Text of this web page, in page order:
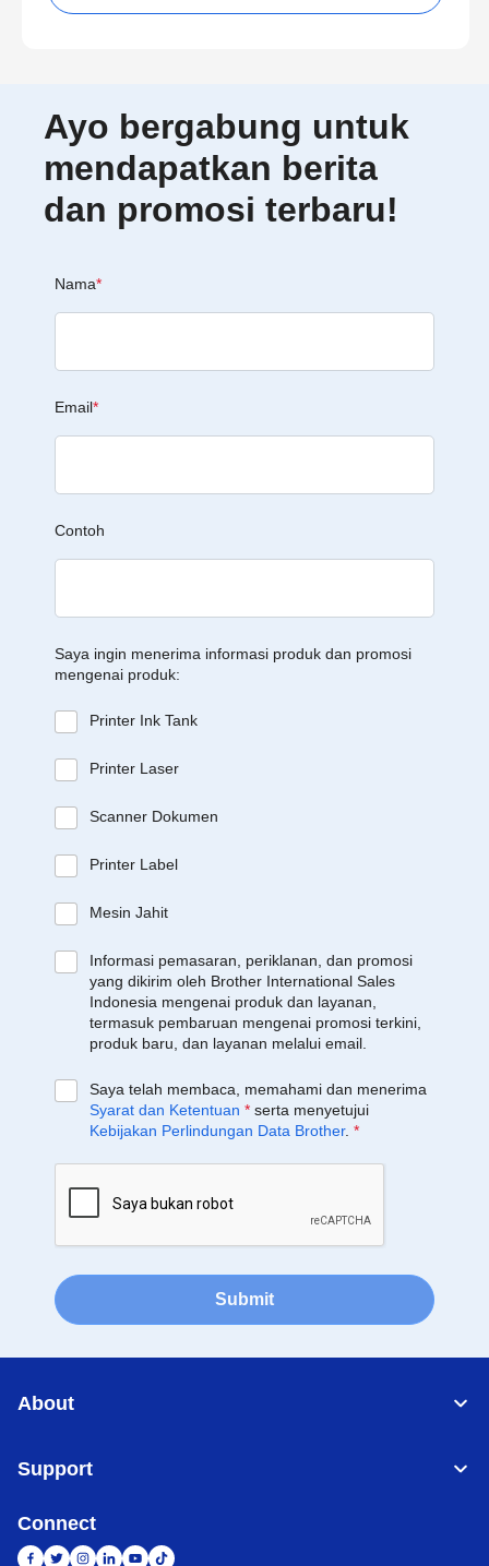
Ayo bergabung untuk
mendapatkan berita
dan promosi terbaru!
Nama*
Email*
Contoh
Saya ingin menerima informasi produk dan promosi
mengenai produk:
Printer Ink Tank
Printer Laser
Scanner Dokumen
Printer Label
Mesin Jahit
Informasi pemasaran, periklanan, dan promosi
yang dikirim oleh Brother International Sales
Indonesia mengenai produk dan layanan,
termasuk pembaruan mengenai promosi terkini,
produk baru, dan layanan melalui email.
Saya telah membaca, memahami dan menerima
Syarat dan Ketentuan * serta menyetujui
Kebijakan Perlindungan Data Brother. *
Submit
About
Support
Connect